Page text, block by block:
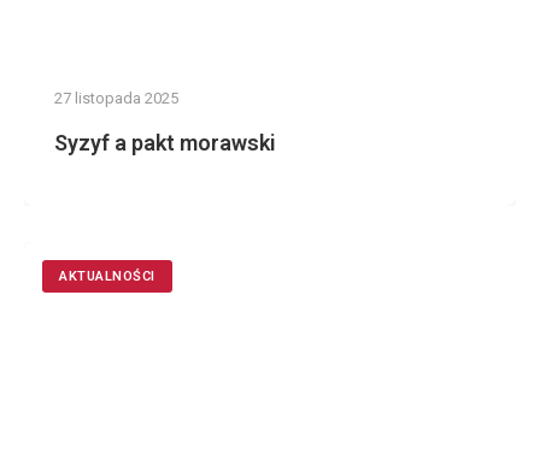
27 listopada 2025
Syzyf a pakt morawski
AKTUALNOŚCI